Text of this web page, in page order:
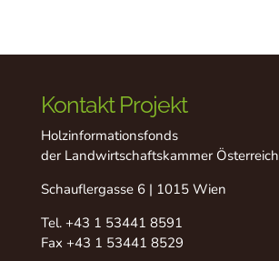
Kontakt Projekt
Holzinformationsfonds
der Landwirtschaftskammer Österreich
Schauflergasse 6 | 1015 Wien
Tel. +43 1 53441 8591
Fax +43 1 53441 8529